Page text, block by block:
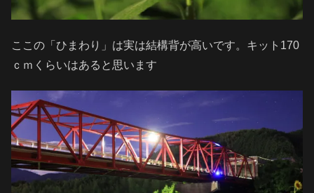
ここの「ひまわり」は実は結構背が高いです。キット170
ｃｍくらいはあると思います